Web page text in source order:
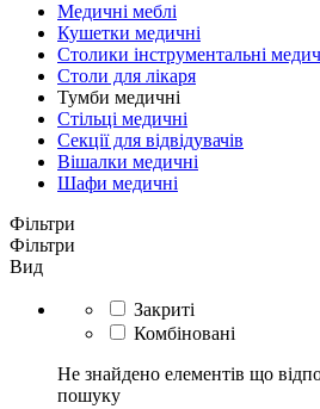
Медичні меблі
Кушетки медичні
Столики інструментальні
Столи для лікаря
Тумби медичні
Стільці медичні
Секції для відвідувачів
Вішалки медичні
Шафи медичні
Фільтри
Фільтри
Вид
Закриті
Комбіновані
Не знайдено елементів що
пошуку